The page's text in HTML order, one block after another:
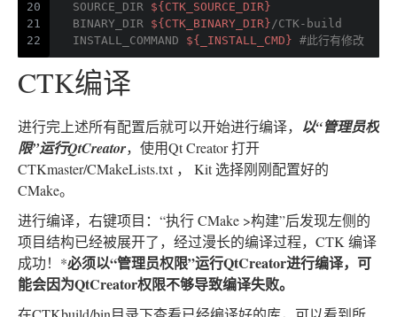
20
21
22
  SOURCE_DIR
${CTK_SOURCE_DIR}
  BINARY_DIR
${CTK_BINARY_DIR} /CTK-build
  INSTALL_COMMAND
${_INSTALL_CMD} #此行有修改
CTK编译
进行完上述所有配置后就可以开始进行编译， 以“管理员权
限”运行QtCreator，使用Qt Creator 打开
CTKmaster/CMakeLists.txt ， Kit 选择刚刚配置好的
CMake。
进行编译，右键项目：“执行 CMake >构建”后发现左侧的
项目结构已经被展开了，经过漫长的编译过程，CTK 编译
成功！*必须以“管理员权限”运行QtCreator进行编译，可
能会因为QtCreator权限不够导致编译失败。